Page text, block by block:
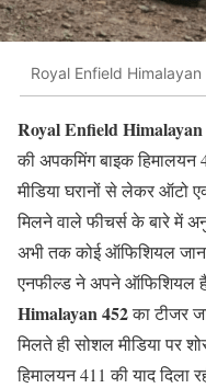
Royal Enfield
Royal Enfield
की अपकमिंग बाइक हिमालयन
मीडिया घरानों से लेकर
मिलने वाले फीचर्स के बारे में
अभी तक कोई ऑफिशियल
एनफील्ड ने अपने ऑफिशियल
Himalayan 452का टीजर
मिलते ही सोशल मीडिया पर
हिमालयन 411 की याद दिला